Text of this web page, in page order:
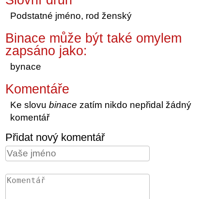
Podstatné jméno, rod ženský
Binace může být také omylem
zapsáno jako:
bynace
Komentáře
Ke slovubinace zatím nikdo nepřidal žádný
komentář
Přidat nový komentář